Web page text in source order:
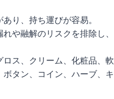
り、持ち運びが容易。
や融解のリスクを排除し、
ス、クリーム、化粧品、軟
タン、コイン、ハーブ、キ